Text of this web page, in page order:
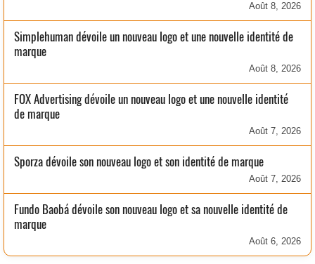
Août 8, 2026
Simplehuman dévoile un nouveau logo et une nouvelle identité de
marque
Août 8, 2026
FOX Advertising dévoile un nouveau logo et une nouvelle identité
de marque
Août 7, 2026
Sporza dévoile son nouveau logo et son identité de marque
Août 7, 2026
Fundo Baobá dévoile son nouveau logo et sa nouvelle identité de
marque
Août 6, 2026